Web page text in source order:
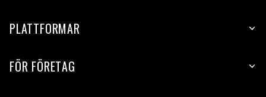
PLATTFORMAR
FÖR FÖRETAG